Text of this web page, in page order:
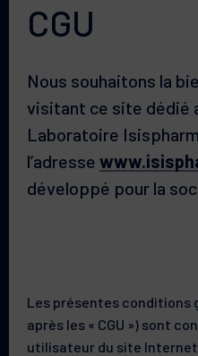
CGU
Nous souhaitons la
visitant ce site dédié
Laboratoire
l’adresse
développé pour la
Les présentes conditions
après les « CGU ») sont
utilisateur du site